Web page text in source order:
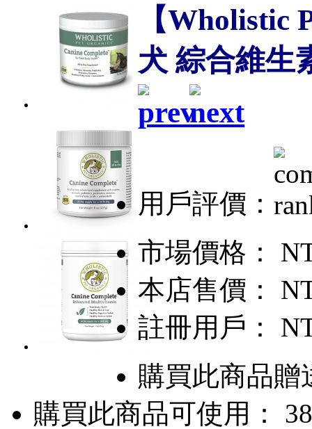
【Wholistic
犬 綜合維生
用戶評價：
市場價格：
本店售價：
註冊用戶：
購買此商品贈
購買此商品可使用：